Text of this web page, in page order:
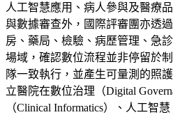
人工智慧應用、病人參與及醫療
與數據審查外，國際評審團亦透
房、藥局、檢驗、病歷管理、急
場域，確認數位流程並非停留於
隊一致執行，並產生可量測的照
立醫院在數位治理（Digital
（Clinical Informatics）、人工智